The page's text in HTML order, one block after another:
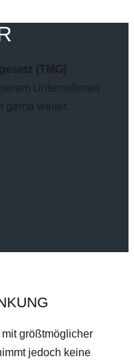
(TMG)
Unternehmen
gerne weiter.
größtmöglicher
jedoch keine